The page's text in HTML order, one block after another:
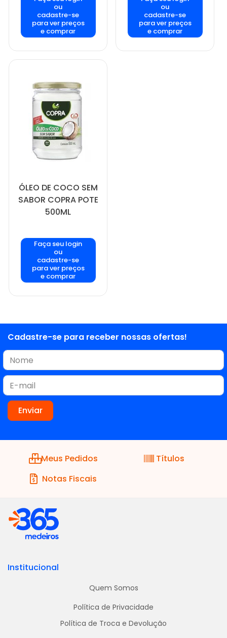
ou
cadastre-se
para ver preços
e comprar
ou
cadastre-se
para ver preços
e comprar
ÓLEO DE COCO SEM
SABOR COPRA POTE
500ML
Faça seu login
ou
cadastre-se
para ver preços
e comprar
Cadastre-se para receber nossas ofertas!
Meus Pedidos
Títulos
Notas Fiscais
Institucional
Quem Somos
Política de Privacidade
Política de Troca e Devolução